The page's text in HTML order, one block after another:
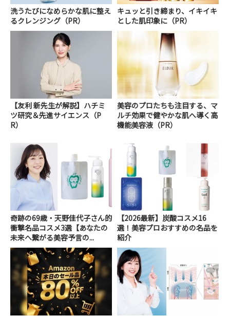
洗うたびになめらかな肌に整え
るクレンジング（PR）
キュッと引き締まり、イキイキ
とした肌印象に（PR）
【友利 新先生が解説】ハチミ
ツ研究＆先進サイエンス（P
R）
美容のプロたちも注目する、マ
ルチ効果で健やかな肌へ導く高
機能美容液（PR）
奇跡の69歳・天野佳代子さん的
衝撃名品コスメ3選【あなたの
未来へ繋がる美容予言の...
【2026最新】炭酸コスメ16
選！美容プロおすすめの名品を
紹介